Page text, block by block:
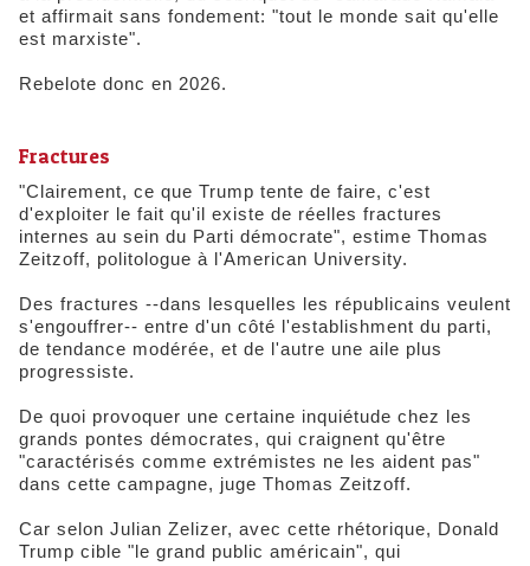
et affirmait sans fondement: "tout le monde sait qu'elle
est marxiste".
Rebelote donc en 2026.
Fractures
"Clairement, ce que Trump tente de faire, c'est
d'exploiter le fait qu'il existe de réelles fractures
internes au sein du Parti démocrate", estime Thomas
Zeitzoff, politologue à l'American University.
Des fractures --dans lesquelles les républicains veulent
s'engouffrer-- entre d'un côté l'establishment du parti,
de tendance modérée, et de l'autre une aile plus
progressiste.
De quoi provoquer une certaine inquiétude chez les
grands pontes démocrates, qui craignent qu'être
"caractérisés comme extrémistes ne les aident pas"
dans cette campagne, juge Thomas Zeitzoff.
Car selon Julian Zelizer, avec cette rhétorique, Donald
Trump cible "le grand public américain", qui